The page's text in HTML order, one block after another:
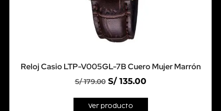
Reloj Casio LTP-V005GL-7B Cuero Mujer Marrón
S/179.00 S/135.00
Ver producto